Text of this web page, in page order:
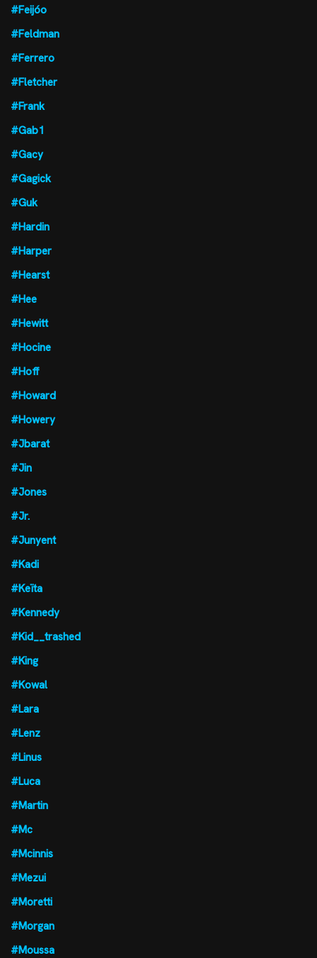
#Feijóo
#Feldman
#Ferrero
#Fletcher
#Frank
#Gab1
#Gacy
#Gagick
#Guk
#Hardin
#Harper
#Hearst
#Hee
#Hewitt
#Hocine
#Hoff
#Howard
#Howery
#Jbarat
#Jin
#Jones
#Jr.
#Junyent
#Kadi
#Keïta
#Kennedy
#Kid__trashed
#King
#Kowal
#Lara
#Lenz
#Linus
#Luca
#Martin
#Mc
#Mcinnis
#Mezui
#Moretti
#Morgan
#Moussa